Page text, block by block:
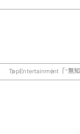
TopEntertainment 「“無